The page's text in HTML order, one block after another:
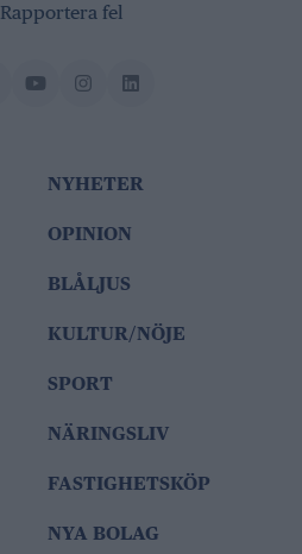
Rapportera fel
NYHETER
OPINION
BLÅLJUS
KULTUR/NÖJE
SPORT
NÄRINGSLIV
FASTIGHETSKÖP
NYA BOLAG